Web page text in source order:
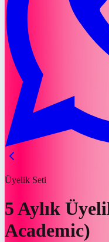
Üyelik Seti
5 Aylık
Academic)